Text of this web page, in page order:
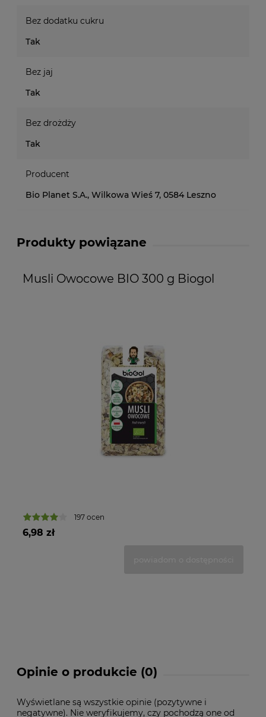
Bez dodatku cukru
Tak
Bez jaj
Tak
Bez drożdży
Tak
Producent
Bio Planet S.A., Wilkowa Wieś 7, 0584 Leszno
Produkty powiązane
Musli Owocowe BIO 300 g Biogol
197 ocen
6,98 zł
Opinie o produkcie (0)
Wyświetlane są wszystkie opinie (pozytywne i
negatywne). Nie weryfikujemy, czy pochodzą one od